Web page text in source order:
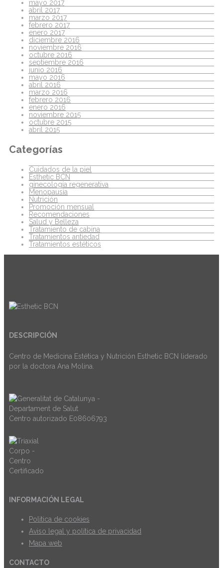
mayo 2017
abril 2017
marzo 2017
febrero 2017
enero 2017
diciembre 2016
noviembre 2016
octubre 2016
septiembre 2016
junio 2016
mayo 2016
abril 2016
marzo 2016
febrero 2016
enero 2016
noviembre 2015
octubre 2015
abril 2015
Categorías
Cuidados de la piel
Esthetic BCN
ginecología regenerativa
Menopausia
Nutrición
Promoción mensual
Recomendaciones
Salud y Belleza
Tratamiento de cabina
Tratamientos antiedad
Tratamientos estéticos
DESCRIPCIÓN
Centro de Medicina Estética y Nutrición Esthetic BCN liderado
por la doctora Ana Molina.
Centro autorizado E08606793
INFORMACIÓN LEGAL
Politica de cookies
Aviso legal y política de privacidad
Mapa web
CONTACTO